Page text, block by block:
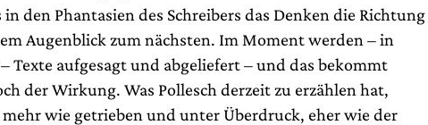
den Phantasien des Schreibers das Denken die Richtung
Augenblick zum nächsten. Im Moment werden – in
Texte aufgesagt und abgeliefert – und das bekommt
der Wirkung. Was Pollesch derzeit zu erzählen hat,
wie getrieben und unter Überdruck, eher wie der